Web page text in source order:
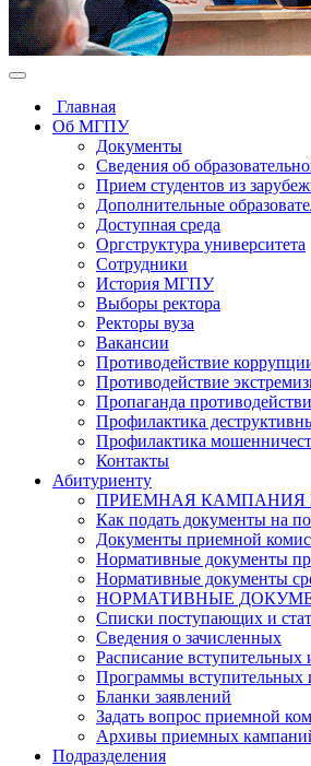
Главная
Об МГПУ
Документы
Сведения об
Прием студентов из
Дополнительные
Доступная среда
Оргструктура университета
Сотрудники
История МГПУ
Выборы ректора
Ректоры вуза
Вакансии
Противодействие
Противодействие
Пропаганда
Профилактика
Профилактика
Контакты
Абитуриенту
ПРИЕМНАЯ КАМПАНИЯ
Как подать документы на
Документы приемной
Нормативные документы
Нормативные документы
НОРМАТИВНЫЕ
Списки поступающих и
Сведения о зачисленных
Расписание вступительных
Программы вступительных
Бланки заявлений
Задать вопрос приемной
Архивы приемных
Подразделения